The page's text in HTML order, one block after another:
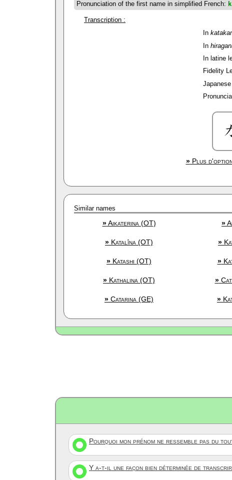
Pronunciation of the first name in simplified French:
Transcription :
In
In
In latine
Fidelity
»Plus
Similar names
»Aikaterina (OT) »
» Katalîna (OT) »
» Katashi (OT) »
» Kathalina (OT) »
» Catarina (GE) »
Pourquoi mon prénom ne ressemble pas du
Y a-t-il une façon bien déterminée de